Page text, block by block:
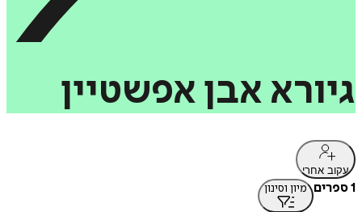
גיורא אבן אפשטיין
עקוב אחרי
1 ספרים מיון וסינון